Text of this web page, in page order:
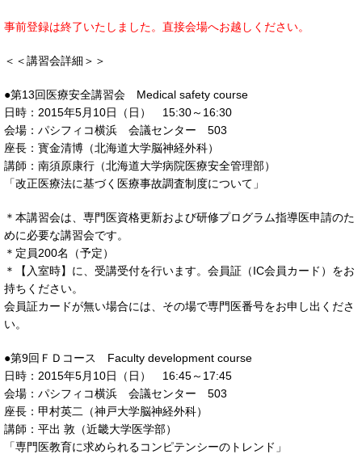
事前登録は終了いたしました。直接会場へお越しください。
＜＜講習会詳細＞＞
●第13回医療安全講習会 Medical safety course
日時：2015年5月10日（日） 15:30～16:30
会場：パシフィコ横浜 会議センター 503
座長：寳金清博（北海道大学脳神経外科）
講師：南須原康行（北海道大学病院医療安全管理部）
「改正医療法に基づく医療事故調査制度について」
＊本講習会は、専門医資格更新および研修プログラム指導医申請のた
めに必要な講習会です。
＊定員200名（予定）
＊【入室時】に、受講受付を行います。会員証（IC会員カード）をお
持ちください。
会員証カードが無い場合には、その場で専門医番号をお申し出くださ
い。
●第9回ＦＤコース Faculty development course
日時：2015年5月10日（日） 16:45～17:45
会場：パシフィコ横浜 会議センター 503
座長：甲村英二（神戸大学脳神経外科）
講師：平出 敦（近畿大学医学部）
「専門医教育に求められるコンピテンシーのトレンド」